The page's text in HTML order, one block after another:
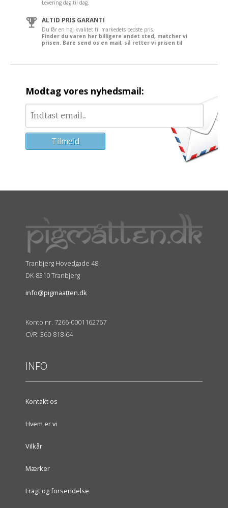
Levering dag til dag.
ALTID PRIS GARANTI
Du får en høj kvalitet til markedets bedste pris.
Finder du varen her billigere andet sted, matcher vi
prisen. Bare send os en mail, så retter vi prisen til
Modtag vores nyhedsmail:
Tranbjerg Hovedgade 48
DK-8310 Tranbjerg
info@pigmaatten.dk
Konto nr. 7266-0001162767
CVR: 360-818-64
INFO
Kontakt os
Hvem er vi
Vilkår
Mærker
Fragt og forsendelse